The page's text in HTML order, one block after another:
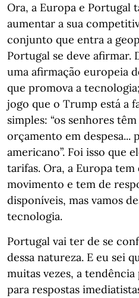
Ora, a Europa e Portugal
aumentar a sua
conjunto que entra a
Portugal se deve afirmar.
uma afirmação europeia
que promova a
jogo que o Trump está a
simples: “os senhores
orçamento em despesa...
americano”. Foi isso que
tarifas. Ora, a Europa
movimento e tem de
disponíveis, mas vamos
tecnologia.
Portugal vai ter de se
dessa natureza. E eu sei
muitas vezes, a
para respostas